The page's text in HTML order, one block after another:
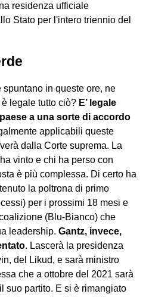
residenza ufficiale
Stato per l'intero triennio del
in queste ore, ne
legale tutto ciò? E’ legale
a una sorte di accordo
applicabili queste
dalla Corte suprema. La
vinto e chi ha perso con
è più complessa. Di certo ha
la poltrona di primo
per i prossimi 18 mesi e
(Blu-Bianco) che
leadership. Gantz, invece,
. Lascerà la presidenza
del Likud, e sarà ministro
che a ottobre del 2021 sarà
suo partito. E si è rimangiato